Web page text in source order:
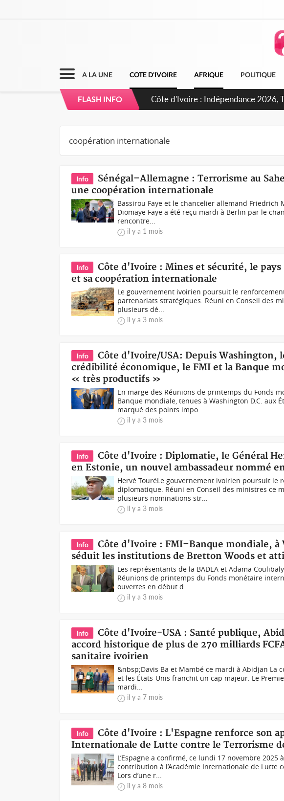
A LA UNE COTE D'IVOIRE AFRIQUE POLITIQUE
FLASH INFO Côte d'Ivoire : Indépendance 2026,
Info
Sénégal–Allemagne : Terrorisme au
une coopération internationale
Bassirou Faye et le chancelier allemand Friedrich
Diomaye Faye a été reçu mardi à Berlin par le
rencontre...
il y a 1 mois
Info
Côte d'Ivoire : Mines et sécurité, le
et sa coopération internationale
Le gouvernement ivoirien poursuit le
partenariats stratégiques. Réuni en Conseil des
plusieurs dé...
il y a 3 mois
Info
Côte d'Ivoire/USA: Depuis Washington,
crédibilité économique, le FMI et la Banque
« très productifs »
En marge des Réunions de printemps du Fonds
Banque mondiale, tenues à Washington D.C. aux
marqué des points impo...
il y a 3 mois
Info
Côte d'Ivoire : Diplomatie, le Général
en Estonie, un nouvel ambassadeur nommé
Hervé TouréLe gouvernement ivoirien poursuit le
diplomatique. Réuni en Conseil des ministres ce
plusieurs nominations str...
il y a 3 mois
Info
Côte d'Ivoire : FMI–Banque mondiale,
séduit les institutions de Bretton Woods et
Les représentants de la BADEA et Adama
Réunions de printemps du Fonds monétaire
ouvertes en début d...
il y a 3 mois
Info
Côte d'Ivoire-USA : Santé publique,
accord historique de plus de 270 milliards
sanitaire ivoirien
&nbsp;Davis Ba et Mambé ce mardi à Abidjan La
et les États-Unis franchit un cap majeur. Le
mardi...
il y a 7 mois
Info
Côte d'Ivoire : L'Espagne renforce son
Internationale de Lutte contre le Terrorisme
L’Espagne a confirmé, ce lundi 17 novembre
contribution à l’Académie Internationale de Lutte
Lors d’une r...
il y a 8 mois